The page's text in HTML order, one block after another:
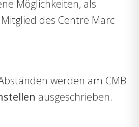
Möglichkeiten, als
des Centre Marc
werden am CMB
ausgeschrieben.